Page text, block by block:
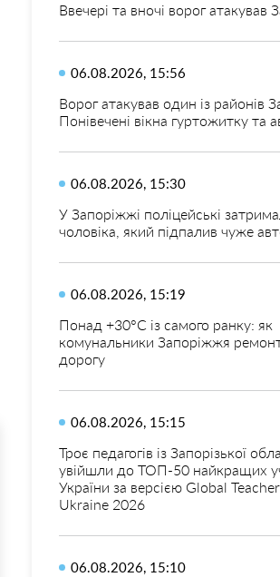
Ввечері та вночі ворог атакував
06.08.2026, 15:56
Ворог атакував один із районів
Понівечені вікна гуртожитку та
06.08.2026, 15:30
У Запоріжжі поліцейські
чоловіка, який підпалив чуже
06.08.2026, 15:19
Понад +30°C із самого ранку: як
комунальники Запоріжжя
дорогу
06.08.2026, 15:15
Троє педагогів із Запорізької
увійшли до ТОП-50 найкращих
України за версією Global
Ukraine 2026
06.08.2026, 15:10